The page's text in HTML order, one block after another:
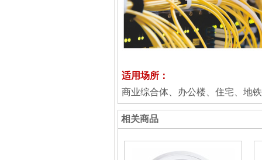
适用场所：
商业综合体、办公楼、住宅、地
相关商品